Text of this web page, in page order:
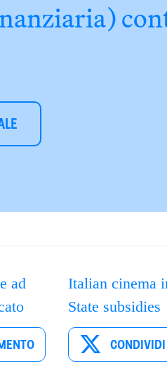
ad
Italian cinema
State subsidies